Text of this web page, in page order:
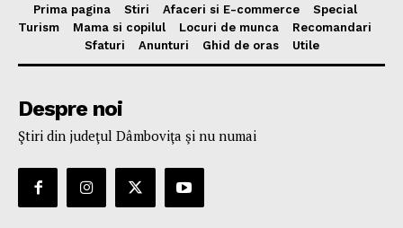
Prima pagina Stiri Afaceri si E-commerce
Special
Turism
Mama si copilul Locuri de munca
Recomandari
Sfaturi
Anunturi Ghid de oras Utile
Despre noi
Ştiri din judeţul Dâmboviţa şi nu numai